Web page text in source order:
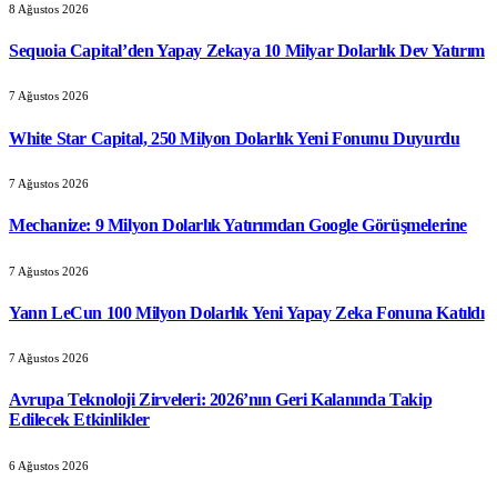
8 Ağustos 2026
Sequoia Capital’den Yapay Zekaya 10 Milyar Dolarlık Dev Yatırım
7 Ağustos 2026
White Star Capital, 250 Milyon Dolarlık Yeni Fonunu Duyurdu
7 Ağustos 2026
Mechanize: 9 Milyon Dolarlık Yatırımdan Google Görüşmelerine
7 Ağustos 2026
Yann LeCun 100 Milyon Dolarlık Yeni Yapay Zeka Fonuna Katıldı
7 Ağustos 2026
Avrupa Teknoloji Zirveleri: 2026’nın Geri Kalanında Takip
Edilecek Etkinlikler
6 Ağustos 2026